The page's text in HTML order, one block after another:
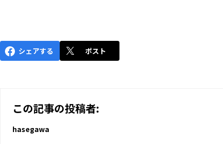
シェアする ポスト
この記事の投稿者:
hasegawa